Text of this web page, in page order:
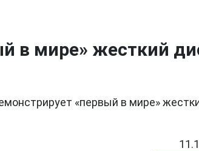
в мире» жесткий
«первый в мире»